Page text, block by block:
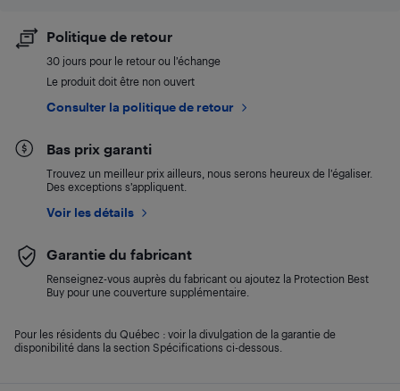
Politique de retour
30 jours pour le retour ou l’échange
Le produit doit être non ouvert
Consulter la politique de retour
Bas prix garanti
Trouvez un meilleur prix ailleurs, nous serons heureux de l’égaliser.
Des exceptions s’appliquent.
Voir les détails
Garantie du fabricant
Renseignez-vous auprès du fabricant ou ajoutez la Protection Best
Buy pour une couverture supplémentaire.
Pour les résidents du Québec : voir la divulgation de la garantie de
disponibilité dans la section Spécifications ci-dessous.